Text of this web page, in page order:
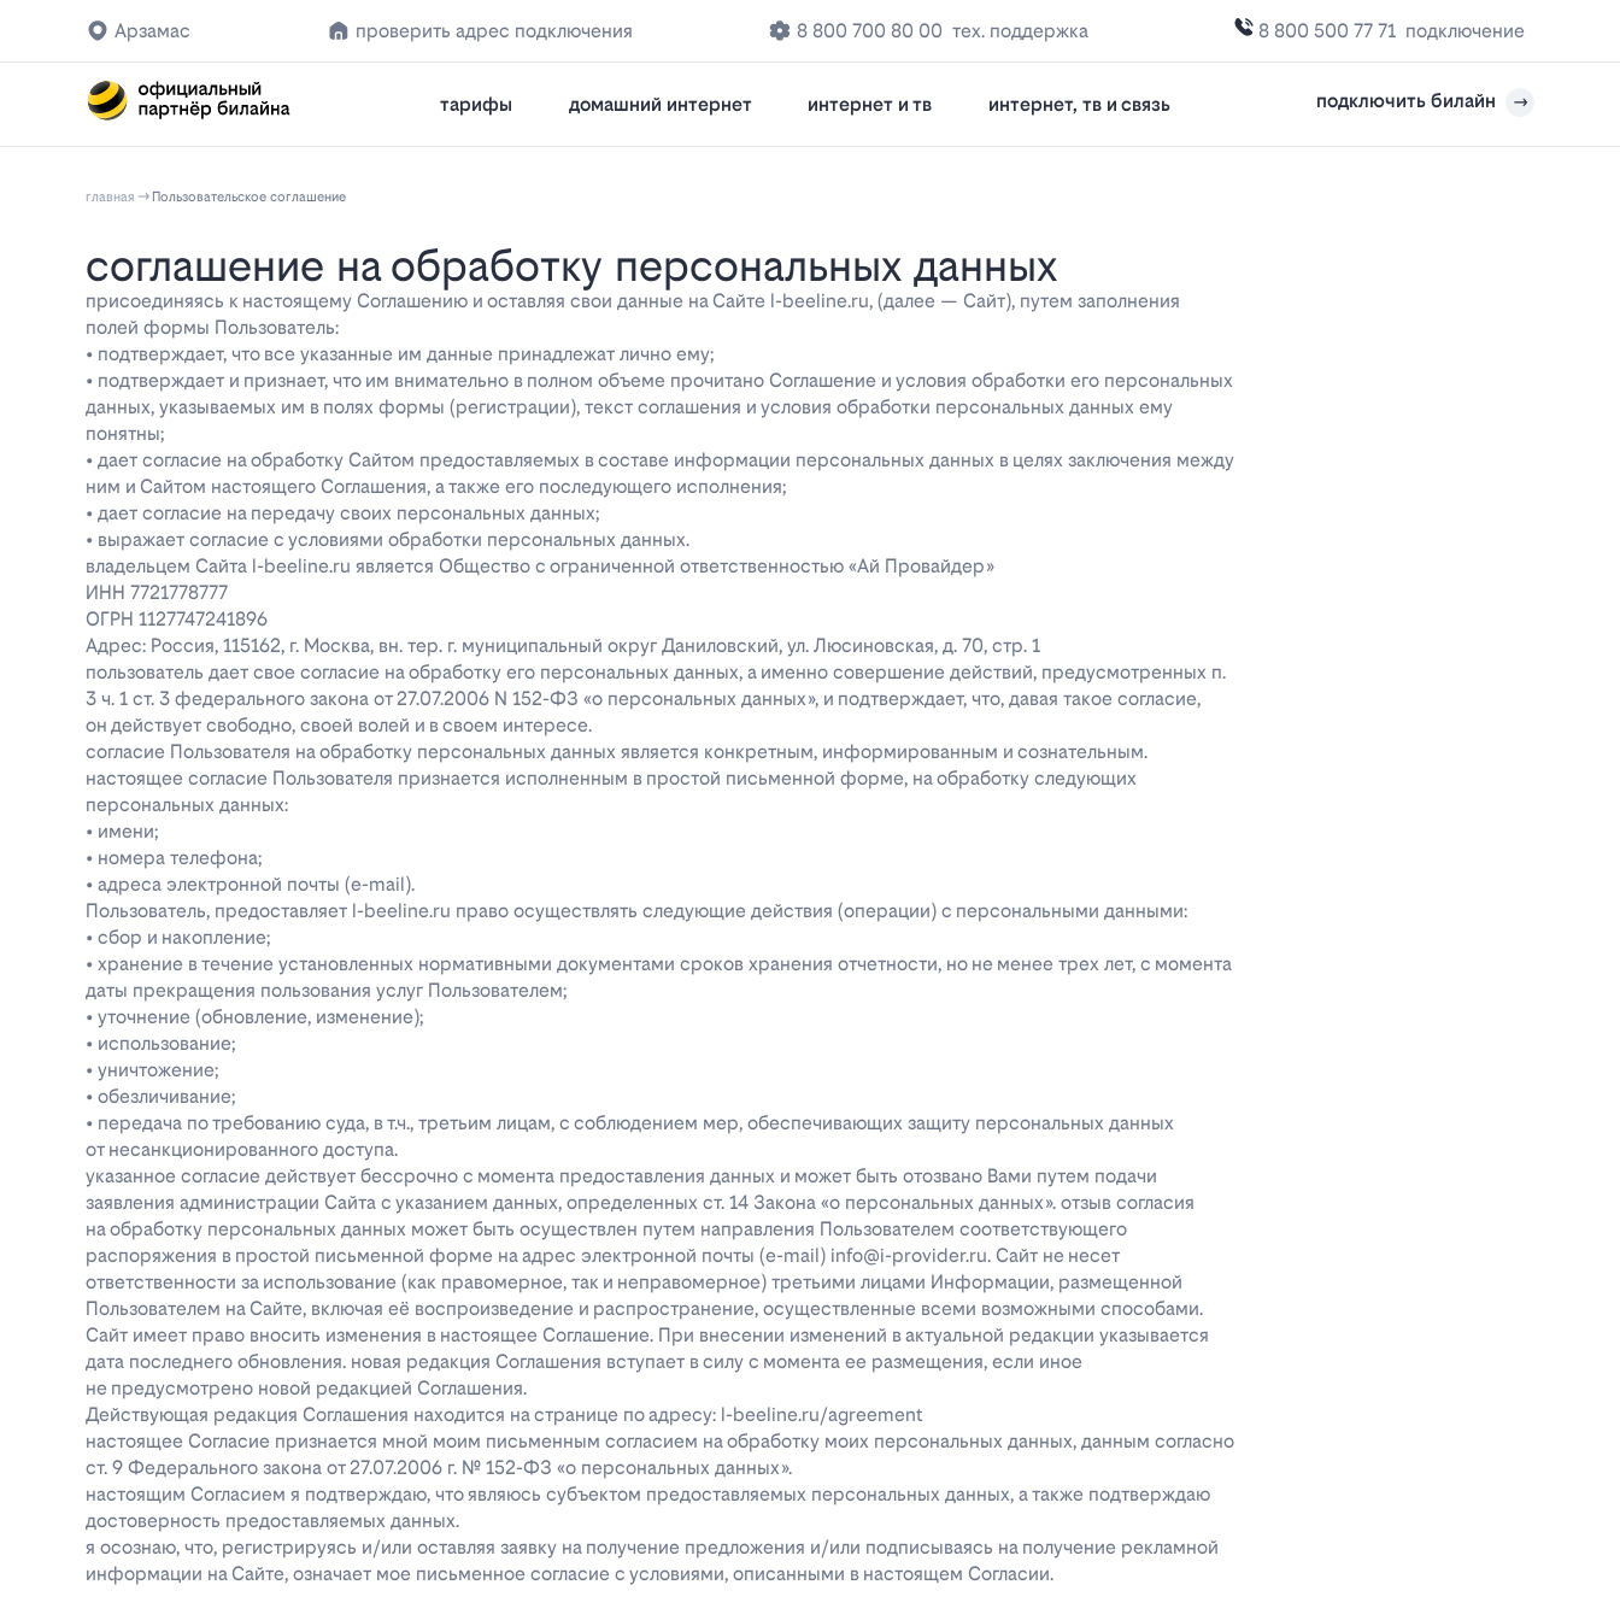
Арзамас проверить адрес подключения 8 800 700 80 00 тех. поддержка 8 800 500 77 71 подключение
тарифы домашний интернет интернет и тв интернет, тв и связь подключить билайн
главная Пользовательское соглашение
соглашение на обработку персональных данных
присоединяясь к настоящему Соглашению и оставляя свои данные на Сайте l-beeline.ru, (далее — Сайт), путем заполнения
полей формы Пользователь:
• подтверждает, что все указанные им данные принадлежат лично ему;
• подтверждает и признает, что им внимательно в полном объеме прочитано Соглашение и условия обработки его персональных
данных, указываемых им в полях формы (регистрации), текст соглашения и условия обработки персональных данных ему
понятны;
• дает согласие на обработку Сайтом предоставляемых в составе информации персональных данных в целях заключения между
ним и Сайтом настоящего Соглашения, а также его последующего исполнения;
• дает согласие на передачу своих персональных данных;
• выражает согласие с условиями обработки персональных данных.
владельцем Сайта l-beeline.ru является Общество с ограниченной ответственностью «Ай Провайдер»
ИНН 7721778777
ОГРН 1127747241896
Адрес: Россия, 115162, г. Москва, вн. тер. г. муниципальный округ Даниловский, ул. Люсиновская, д. 70, стр. 1
пользователь дает свое согласие на обработку его персональных данных, а именно совершение действий, предусмотренных п.
3 ч. 1 ст. 3 федерального закона от 27.07.2006 N 152-ФЗ «о персональных данных», и подтверждает, что, давая такое согласие,
он действует свободно, своей волей и в своем интересе.
согласие Пользователя на обработку персональных данных является конкретным, информированным и сознательным.
настоящее согласие Пользователя признается исполненным в простой письменной форме, на обработку следующих
персональных данных:
• имени;
• номера телефона;
• адреса электронной почты (e-mail).
Пользователь, предоставляет l-beeline.ru право осуществлять следующие действия (операции) с персональными данными:
• сбор и накопление;
• хранение в течение установленных нормативными документами сроков хранения отчетности, но не менее трех лет, с момента
даты прекращения пользования услуг Пользователем;
• уточнение (обновление, изменение);
• использование;
• уничтожение;
• обезличивание;
• передача по требованию суда, в т.ч., третьим лицам, с соблюдением мер, обеспечивающих защиту персональных данных
от несанкционированного доступа.
указанное согласие действует бессрочно с момента предоставления данных и может быть отозвано Вами путем подачи
заявления администрации Сайта с указанием данных, определенных ст. 14 Закона «о персональных данных». отзыв согласия
на обработку персональных данных может быть осуществлен путем направления Пользователем соответствующего
распоряжения в простой письменной форме на адрес электронной почты (e-mail) info@i-provider.ru. Сайт не несет
ответственности за использование (как правомерное, так и неправомерное) третьими лицами Информации, размещенной
Пользователем на Сайте, включая её воспроизведение и распространение, осуществленные всеми возможными способами.
Сайт имеет право вносить изменения в настоящее Соглашение. При внесении изменений в актуальной редакции указывается
дата последнего обновления. новая редакция Соглашения вступает в силу с момента ее размещения, если иное
не предусмотрено новой редакцией Соглашения.
Действующая редакция Соглашения находится на странице по адресу: l-beeline.ru/agreement
настоящее Согласие признается мной моим письменным согласием на обработку моих персональных данных, данным согласно
ст. 9 Федерального закона от 27.07.2006 г. № 152-ФЗ «о персональных данных».
настоящим Согласием я подтверждаю, что являюсь субъектом предоставляемых персональных данных, а также подтверждаю
достоверность предоставляемых данных.
я осознаю, что, регистрируясь и/или оставляя заявку на получение предложения и/или подписываясь на получение рекламной
информации на Сайте, означает мое письменное согласие с условиями, описанными в настоящем Согласии.